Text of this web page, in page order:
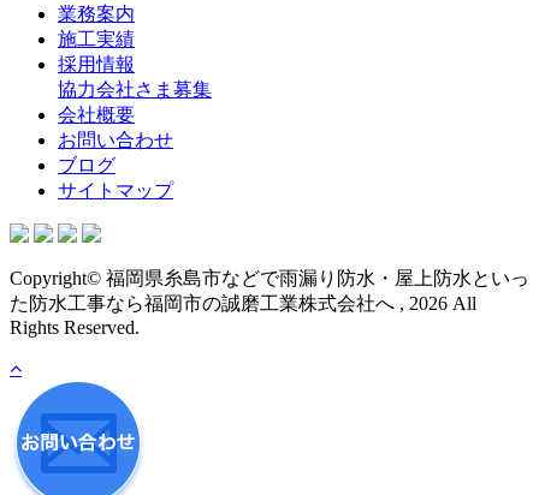
業務案内
施工実績
採用情報
協力会社さま募集
会社概要
お問い合わせ
ブログ
サイトマップ
Copyright© 福岡県糸島市などで雨漏り防水・屋上防水といっ
た防水工事なら福岡市の誠磨工業株式会社へ , 2026 All
Rights Reserved.